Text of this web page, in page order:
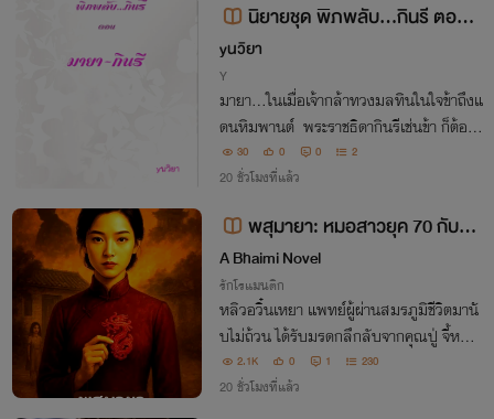
นิยายชุด พิภพลับ...กินรี ตอนม
ายากินรี
yนวิยา
Y
มายา...ในเมื่อเจ้ากล้าทวงมลทินในใจข้าถึงแ
ดนหิมพานต์ พระราชธิดากินรีเช่นข้า ก็ต้อง
ลงมือล้างบาปนั้นเช่นกัน!
30 0 0 2
20 ชั่วโมงที่แล้ว
พสุมายา: หมอสาวยุค 70 กับพ
ลังสายเลือด
A Bhaimi Novel
รักโรแมนติก
หลิวอวิ๋นเหยา แพทย์ผู้ผ่านสมรภูมิชีวิตมานั
บไม่ถ้วน ได้รับมรดกลึกลับจากคุณปู่ จี้หยก
มังกรหงส์สีเลือดและความฝันซ้ำ ๆ ที่นำพาเ
ธอย้อนเวลากลับไปสู่ปี 1970 ในร่างลูกสาว
2.1K 0 1 230
20 ชั่วโมงที่แล้ว